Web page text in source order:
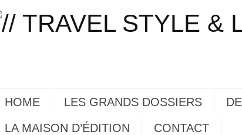
HOME LES GRANDS DOSSIERS
LA MAISON D’ÉDITION
CONTACT